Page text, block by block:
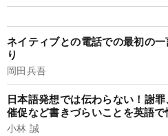
ネイティブとの電話での最初の
り
岡田兵吾
日本語発想では伝わらない！謝罪
催促など書きづらいことを英語
小林 誠